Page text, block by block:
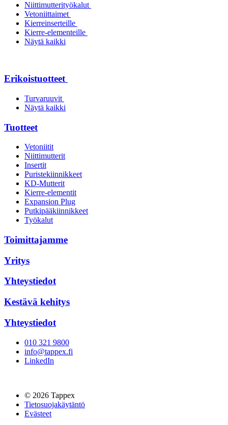
Niittimutterityökalut
Vetoniittaimet
Kierreinserteille
Kierre-elementeille
Näytä kaikki
Erikoistuotteet
Turvaruuvit
Näytä kaikki
Tuotteet
Vetoniitit
Niittimutterit
Insertit
Puristekiinnikkeet
KD-Mutterit
Kierre-elementit
Expansion Plug
Putkipääkiinnikkeet
Työkalut
Toimittajamme
Yritys
Yhteystiedot
Kestävä kehitys
Yhteystiedot
010 321 9800
info@tappex.fi
LinkedIn
© 2026 Tappex
Tietosuojakäytäntö
Evästeet